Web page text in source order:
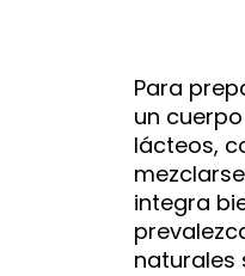
Para
un
lácteos,
integra
naturales